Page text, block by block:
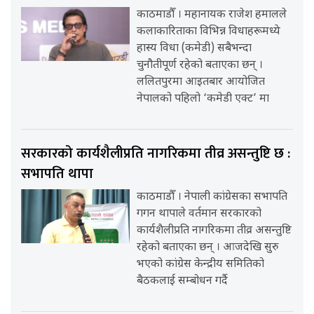
काठमाडौँ । महानायक राजेश हमालले
कलाकारिताका विभिन्न विधाहरूमध्ये
हास्य विधा (कमेडी) सबैभन्दा
चुनौतीपूर्ण रहेको बताएका छन् ।
ललितपुरमा आइतबार आयोजित
नेपालको पहिलो ‘कमेडी एक्ट’ मा
सरकारको कार्यशैलीप्रति नागरिकमा तीव्र असन्तुष्टि छ :
सभापति थापा
काठमाडौँ । नेपाली कांग्रेसका सभापति
गगन थापाले वर्तमान सरकारको
कार्यशैलीप्रति नागरिकमा तीव्र असन्तुष्टि
रहेको बताएका छन् । आजदेखि सुरु
भएको कांग्रेस केन्द्रीय समितिको
बैठकलाई सम्बोधन गर्दै